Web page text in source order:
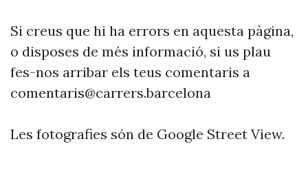
Si creus que hi ha errors en aquesta pàgina,
o disposes de més informació, si us plau
fes-nos arribar els teus comentaris a
comentaris@carrers.barcelona
Les fotografies són de Google Street View.